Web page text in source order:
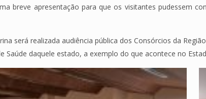
breve apresentação para que os visitantes pudessem
será realizada audiência pública dos Consórcios da
daquele estado, a exemplo do que acontece no